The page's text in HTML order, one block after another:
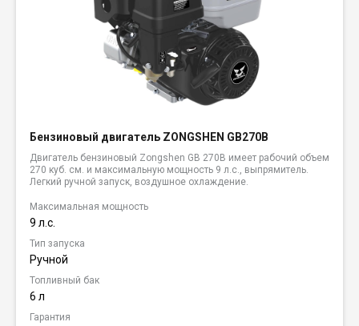
Бензиновый двигатель ZONGSHEN GB270B
Двигатель бензиновый Zongshen GB 270B имеет рабочий объем
270 куб. см. и максимальную мощность 9 л.с., выпрямитель.
Легкий ручной запуск, воздушное охлаждение.
Максимальная мощность
9 л.с.
Тип запуска
Ручной
Топливный бак
6 л
Гарантия